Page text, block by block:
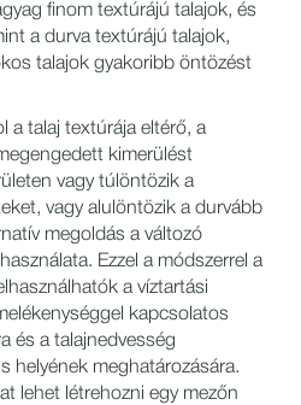
finom textúrájú talajok, és
a durva textúrájú talajok,
talajok gyakoribb öntözést
a talaj textúrája eltérő, a
kimerülést
vagy túlöntözik a
vagy alulöntözik a durvább
megoldás a változó
Ezzel a módszerrel a
a víztartási
kapcsolatos
és a talajnedvesség
helyének meghatározására.
lehet létrehozni egy mezőn